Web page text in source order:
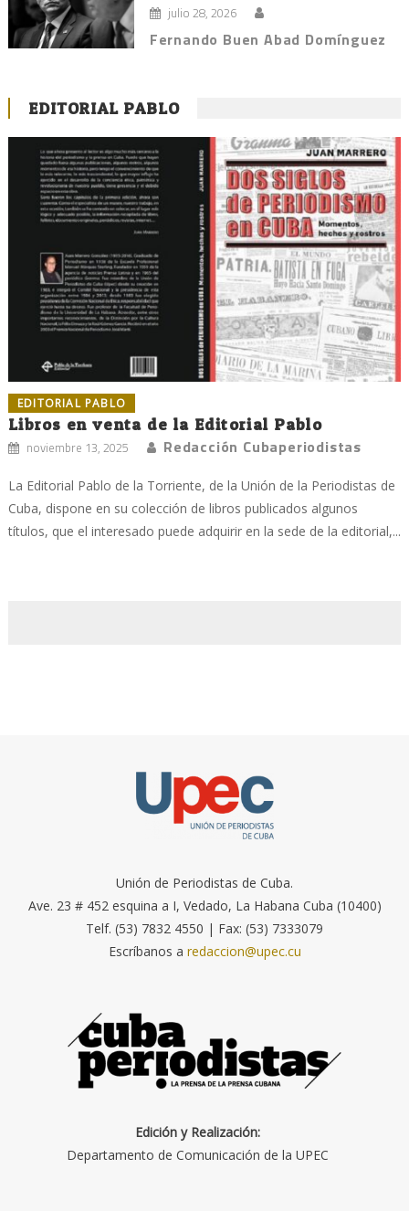
julio 28, 2026
Fernando Buen Abad Domínguez
EDITORIAL PABLO
EDITORIAL PABLO
Libros en venta de la Editorial Pablo
noviembre 13, 2025 Redacción Cubaperiodistas
La Editorial Pablo de la Torriente, de la Unión de la Periodistas de
Cuba, dispone en su colección de libros publicados algunos
títulos, que el interesado puede adquirir en la sede de la editorial,...
Unión de Periodistas de Cuba.
Ave. 23 # 452 esquina a I, Vedado, La Habana Cuba (10400)
Telf. (53) 7832 4550 | Fax: (53) 7333079
Escríbanos a redaccion@upec.cu
Edición y Realización:
Departamento de Comunicación de la UPEC